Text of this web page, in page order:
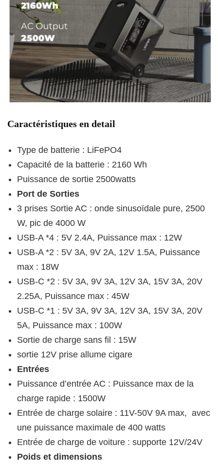
Caractéristiques en detail
Type de batterie : LiFePO4
Capacité de la batterie : 2160 Wh
Puissance de sortie 2500watts
Port de Sorties
3 prises Sortie AC : onde sinusoïdale pure, 2500
W, pic de 4000 W
USB-A *4 : 5V 2.4A, Puissance max : 12W
USB-A *2 : 5V 3A, 9V 2A, 12V 1.5A, Puissance
max : 18W
USB-C *2 : 5V 3A, 9V 3A, 12V 3A, 15V 3A, 20V
2.25A, Puissance max : 45W
USB-C *1 : 5V 3A, 9V 3A, 12V 3A, 15V 3A, 20V
5A, Puissance max : 100W
Sortie de charge sans fil : 15W
sortie 12V prise allume cigare
Entrées
Puissance d’entrée AC : Puissance max de la
charge rapide : 1500W
Entrée de charge solaire : 11V-50V 9A max, avec
une puissance maximale de 400 watts
Entrée de charge de voiture : supporte 12V/24V
Poids et dimensions